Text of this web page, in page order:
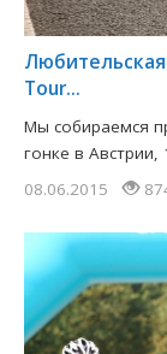
Tour...
Мы собираемся
гонке в
08.06.2015